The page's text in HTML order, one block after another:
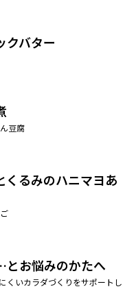
クバター
豆腐
くるみのハニマヨあ
お悩みのかたへ
くいカラダづくりをサポートし